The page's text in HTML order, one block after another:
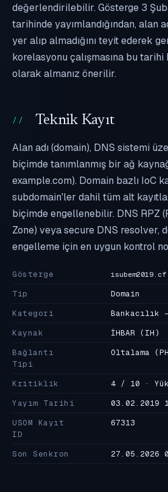
değerlendirilebilir. Gösterge 3
tarihinde yayımlandığından, alan
yer alıp almadığını teyit ederek
korelasyonu çalışmasına bu tarihi
olarak almanız önerilir.
Teknik Kayıt
Alan adı (domain), DNS sistemi
biçimde tanımlanmış bir ağ
example.com). Domain bazlı IoC
subdomain'ler dahil tüm alt
biçimde engellenebilir. DNS RPZ
Zone) veya secure DNS resolver,
engelleme için en uygun kontrol
Gösterge isubem2019.cf
Tip
Domain
Kategori
Bankacılık
Kaynak
İHBAR (IH)
Bağlantı
Tipi
Oltalama
Kritiklik
4 / 10 ·
Yayım Tarihi
03.02.2019
USOM Kayıt
ID
67313
Son Senkron 27.05.2026